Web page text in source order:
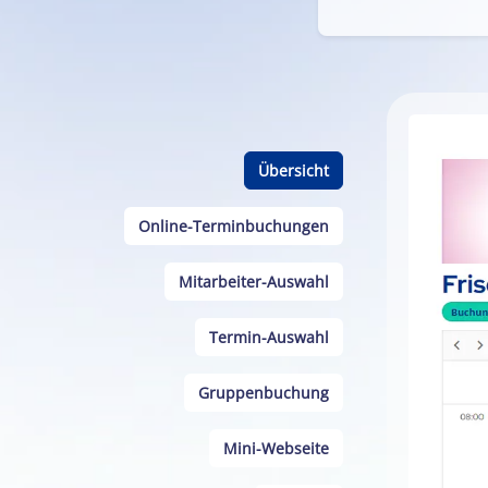
Übersicht
Online-Terminbuchungen
Mitarbeiter-Auswahl
Termin-Auswahl
Gruppenbuchung
Mini-Webseite